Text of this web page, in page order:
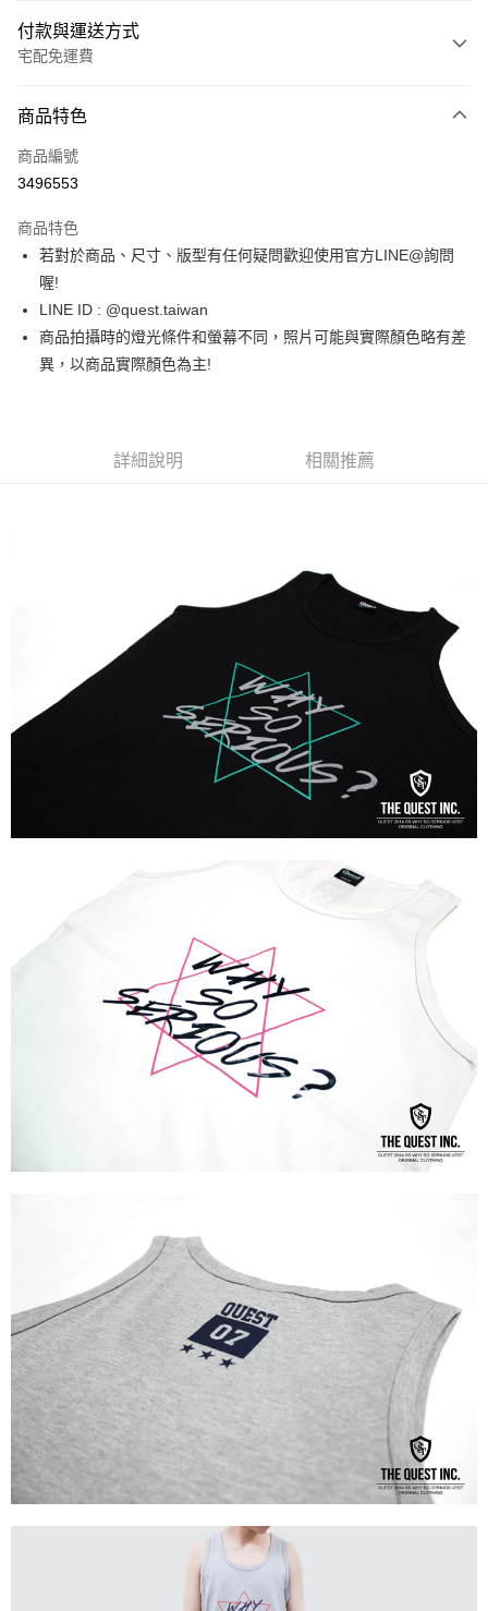
付款與運送方式
宅配免運費
信用卡一次付款
超商取貨付款
街口支付
ATM付款
運送方式
付款後門市自取
商品特色
商品編號
3496553
商品特色
若對於商品、尺寸、版型有任何疑問歡迎使用官方LINE@詢問
喔!
LINE ID : @quest.taiwan
商品拍攝時的燈光條件和螢幕不同，照片可能與實際顏色略有差
異，以商品實際顏色為主!
詳細說明 相關推薦